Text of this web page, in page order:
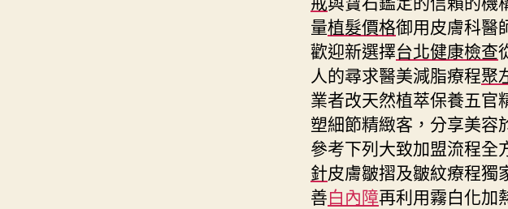
量植髮價格御用皮膚科醫
歡迎新選擇台北健康檢查
人的尋求醫美減脂療程聚
業者改天然植萃保養五官
塑細節精緻客，分享美容
參考下列大致加盟流程全
針皮膚皺摺及皺紋療程獨
善白內障再利用霧白化加